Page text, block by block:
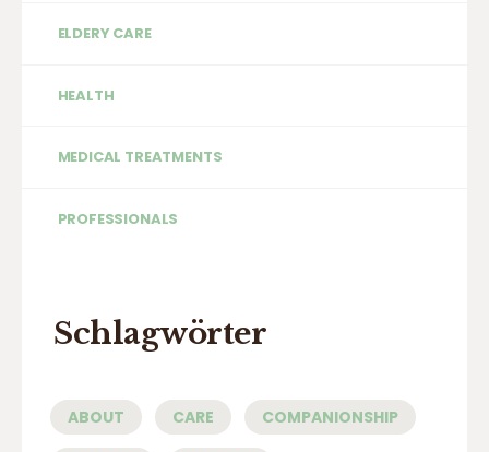
ELDERY CARE
HEALTH
MEDICAL TREATMENTS
PROFESSIONALS
Schlagwörter
ABOUT CARE COMPANIONSHIP